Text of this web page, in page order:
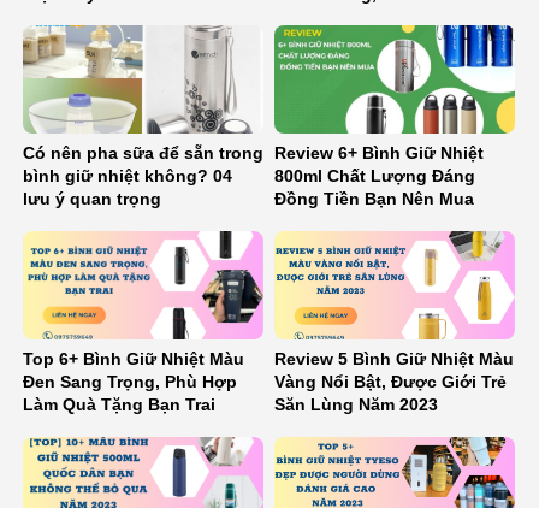
Có nên pha sữa để sẵn trong
bình giữ nhiệt không? 04
lưu ý quan trọng
Review 6+ Bình Giữ Nhiệt
800ml Chất Lượng Đáng
Đồng Tiền Bạn Nên Mua
Top 6+ Bình Giữ Nhiệt Màu
Đen Sang Trọng, Phù Hợp
Làm Quà Tặng Bạn Trai
Review 5 Bình Giữ Nhiệt Màu
Vàng Nổi Bật, Được Giới Trẻ
Săn Lùng Năm 2023